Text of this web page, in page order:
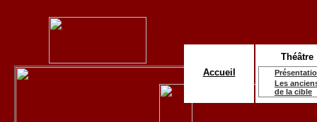
Accueil
Théâtre
Les
de la cible